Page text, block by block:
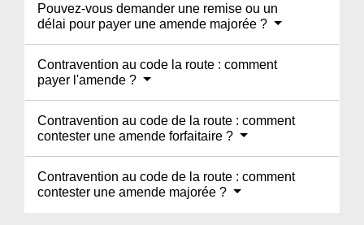
Pouvez-vous demander une remise ou un
délai pour payer une amende majorée ?
Contravention au code la route : comment
payer l'amende ?
Contravention au code de la route : comment
contester une amende forfaitaire ?
Contravention au code de la route : comment
contester une amende majorée ?